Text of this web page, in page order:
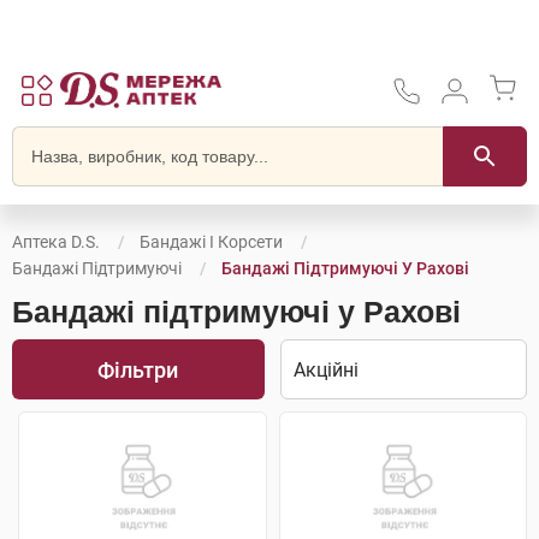
Аптека D.S.
Бандажі І Корсети
Бандажі Підтримуючі
Бандажі Підтримуючі У Рахові
Бандажі підтримуючі у Рахові
Фільтри